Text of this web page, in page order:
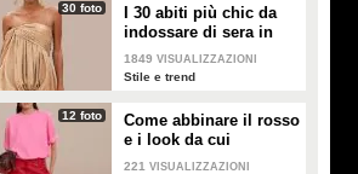
30 foto
I 30 abiti più chic da
indossare di sera in
estate
1849 VISUALIZZAZIONI
Stile e trend
12 foto
Come abbinare il rosso
e i look da cui
prendere ispirazione
221 VISUALIZZAZIONI